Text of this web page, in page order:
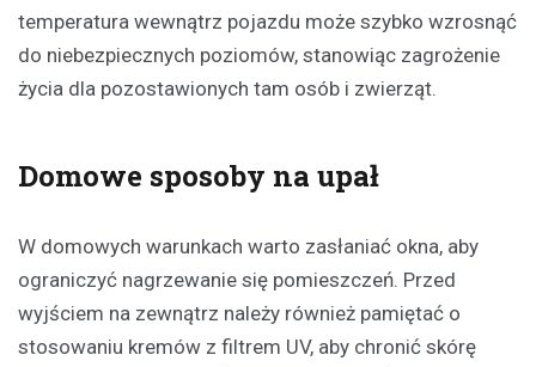
temperatura wewnątrz pojazdu może szybko wzrosnąć
do niebezpiecznych poziomów, stanowiąc zagrożenie
życia dla pozostawionych tam osób i zwierząt.
Domowe sposoby na upał
W domowych warunkach warto zasłaniać okna, aby
ograniczyć nagrzewanie się pomieszczeń. Przed
wyjściem na zewnątrz należy również pamiętać o
stosowaniu kremów z filtrem UV, aby chronić skórę